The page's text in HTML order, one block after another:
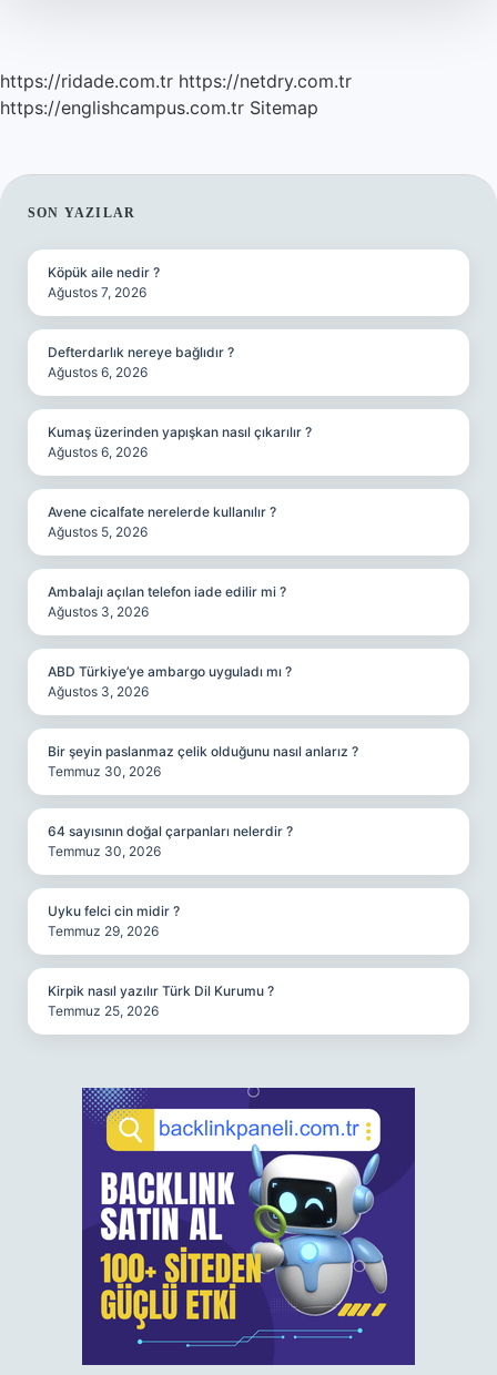
https://ridade.com.tr https://netdry.com.tr
https://englishcampus.com.tr Sitemap
SIDEBAR
SON YAZILAR
Köpük aile nedir ?
Ağustos 7, 2026
Defterdarlık nereye bağlıdır ?
Ağustos 6, 2026
Kumaş üzerinden yapışkan nasıl çıkarılır ?
Ağustos 6, 2026
Avene cicalfate nerelerde kullanılır ?
Ağustos 5, 2026
Ambalajı açılan telefon iade edilir mi ?
Ağustos 3, 2026
ABD Türkiye’ye ambargo uyguladı mı ?
Ağustos 3, 2026
Bir şeyin paslanmaz çelik olduğunu nasıl anlarız ?
Temmuz 30, 2026
64 sayısının doğal çarpanları nelerdir ?
Temmuz 30, 2026
Uyku felci cin midir ?
Temmuz 29, 2026
Kirpik nasıl yazılır Türk Dil Kurumu ?
Temmuz 25, 2026